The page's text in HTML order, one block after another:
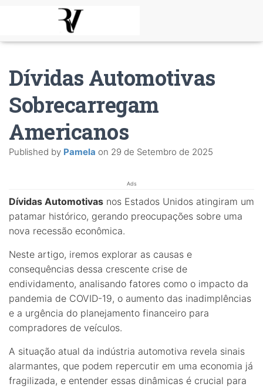
Dívidas Automotivas
Sobrecarregam
Americanos
Published by Pamela on 29 de Setembro de 2025
Ads
Dívidas Automotivas nos Estados Unidos atingiram um
patamar histórico, gerando preocupações sobre uma
nova recessão econômica.
Neste artigo, iremos explorar as causas e
consequências dessa crescente crise de
endividamento, analisando fatores como o impacto da
pandemia de COVID-19, o aumento das inadimplências
e a urgência do planejamento financeiro para
compradores de veículos.
A situação atual da indústria automotiva revela sinais
alarmantes, que podem repercutir em uma economia já
fragilizada, e entender essas dinâmicas é crucial para